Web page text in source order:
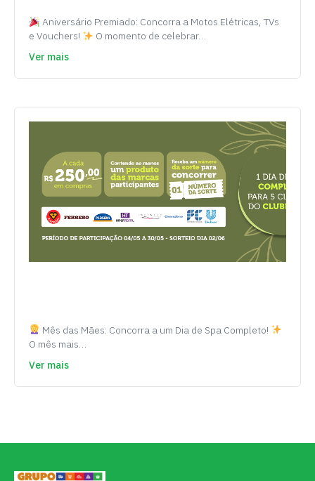
Aniversário Premiado: Concorra a Motos Elétricas, TVs
e Vouchers!
O momento de celebrar…
Ver mais
Mês das Mães: Concorra a um Dia de Spa Completo!
O mês mais…
Ver mais